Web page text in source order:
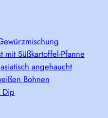
mit Süßkartoffel-Pfanne
angehaucht
Bohnen
Dip